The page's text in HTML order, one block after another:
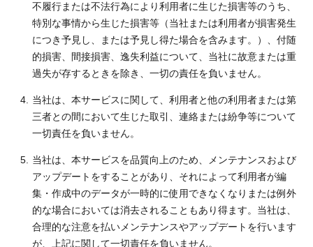
不履行または不法行為により利用者に生じた損害等のうち、
特別な事情から生じた損害等（当社または利用者が損害発生
につき予見し、または予見し得た場合を含みます。）、付随
的損害、間接損害、逸失利益について、当社に故意または重
過失が存するときを除き、一切の責任を負いません。
当社は、本サービスに関して、利用者と他の利用者または第
三者との間において生じた取引、連絡または紛争等について
一切責任を負いません。
当社は、本サービスを品質向上のため、メンテナンスおよび
アップデートをすることがあり、それによって利用者が編
集・作成中のデータが一時的に使用できなくなりまたは例外
的な場合においては消去されることもあり得ます。当社は、
合理的な注意を払いメンテナンスやアップデートを行います
が、上記に関して一切責任を負いません。